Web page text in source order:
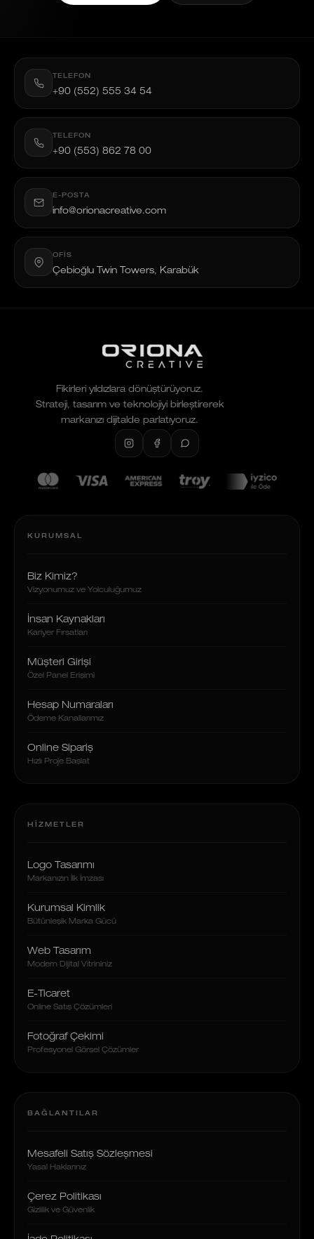
TELEFON
+90 (552) 555 34 54
TELEFON
+90 (553) 862 78 00
E-POSTA
info@orionacreative.com
OFIS
Çebioğlu Twin Towers, Karabük
Fikirleri yıldızlara dönüştürüyoruz.
Strateji, tasarım ve teknolojiyi birleştirerek
markanızı dijitalde parlatıyoruz.
KURUMSAL
Biz Kimiz?
Vizyonumuz ve Yolculuğumuz
İnsan Kaynakları
Kariyer Fırsatları
Müşteri Girişi
Özel Panel Erişimi
Hesap Numaraları
Ödeme Kanallarımız
Online Sipariş
Hızlı Proje Başlat
HIZMETLER
Logo Tasarımı
Markanızın İlk İmzası
Kurumsal Kimlik
Bütünleşik Marka Gücü
Web Tasarım
Modern Dijital Vitrininiz
E-Ticaret
Online Satış Çözümleri
Fotoğraf Çekimi
Profesyonel Görsel Çözümler
BAĞLANTILAR
Mesafeli Satış Sözleşmesi
Yasal Haklarınız
Çerez Politikası
Gizlilik ve Güvenlik